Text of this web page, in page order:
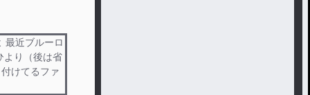
最近ブルーロ
り（後は省
けてるファ